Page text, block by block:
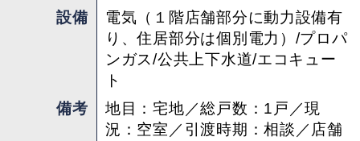
設備
電気（１階店舗部分に動力設備有
り、住居部分は個別電力）/プロパ
ンガス/公共上下水道/エコキュー
ト
備考
地目：宅地／総戸数：1戸／現
況：空室／引渡時期：相談／店舗